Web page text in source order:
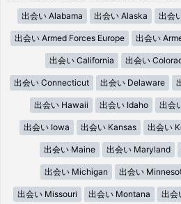
出会い Alabama 出会い Alaska 出会
出会い Armed Forces Europe 出会い
出会い California 出会い
出会い Connecticut 出会い Delaware
出会い Hawaii 出会い Idaho 出会
出会い Iowa 出会い Kansas 出会い
出会い Maine 出会い Maryland
出会い Michigan 出会い
出会い Missouri 出会い Montana 出会